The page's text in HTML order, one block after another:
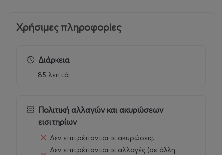
Χρήσιμες πληροφορίες
Διάρκεια
85 λεπτά
Πολιτική αλλαγών και ακυρώσεων
εισιτηρίων
Δεν επιτρέπονται οι ακυρώσεις.
Δεν επιτρέπονται οι αλλαγές (σε άλλη